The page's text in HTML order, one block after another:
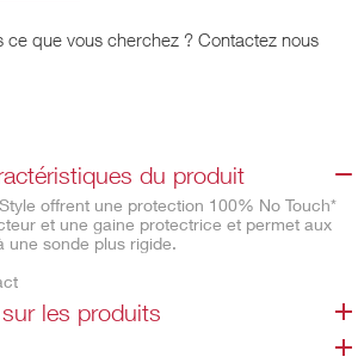
ce que vous cherchez ? Contactez nous
du produit
offrent une protection 100% No Touch*
et une gaine protectrice et permet aux
une sonde plus rigide.
de lubrification HydraBalance
d'origine naturelle, sa combinaison
les produits